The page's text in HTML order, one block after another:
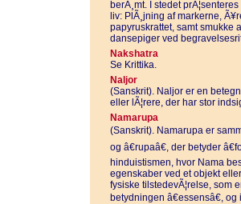
berÃ¸mt. I stedet
liv: PlÃ¸jning af markerne,
papyruskrattet, samt smukke
dansepiger ved
Nakshatra
Se Krittika.
Naljor
(Sanskrit). Naljor er en
eller lÃ¦rere, der har stor
Namarupa
(Sanskrit). Namarupa er
og â€rupaâ€, der betyder
hinduistismen, hvor Nama
egenskaber ved et objekt
fysiske tilstedevÃ¦relse, som
betydningen â€essensâ€,